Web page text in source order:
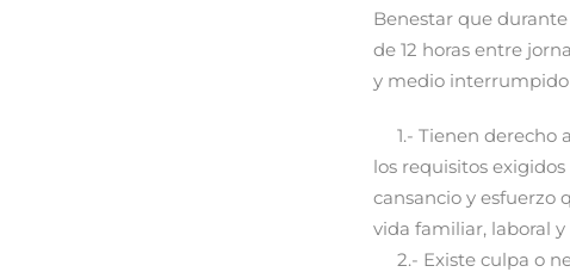
Benestar que
de 12 horas entre
y medio interrumpido
1.- Tienen derecho
los requisitos
cansancio y esfuerzo
vida familiar, laboral y
2.- Existe culpa o